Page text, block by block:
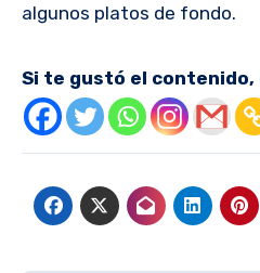
algunos platos de fondo.
Si te gustó el